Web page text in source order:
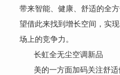
带来智能、健康、舒适的全
望借此来找到增长空间，实
场上的竞争力。
长虹全无尘空调新品
美的一方面加码关注舒